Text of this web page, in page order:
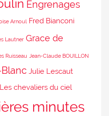
Engrenages
Arnoul Fred Bianconi
Lautner Grace de
Ruisseau Jean-Claude BOUILLON
Julie Lescaut
Les chevaliers du ciel
minutes